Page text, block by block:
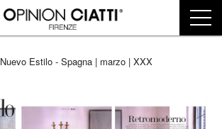
Nuevo Estilo - Spagna | marzo | XXX